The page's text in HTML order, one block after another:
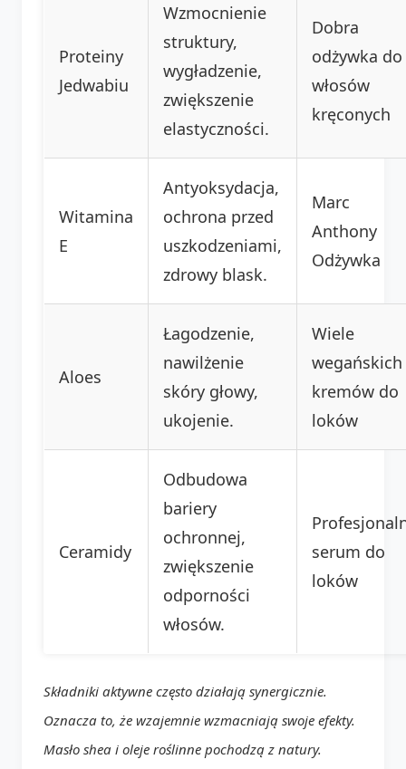
Proteiny
Jedwabiu
Wzmocnienie
struktury,
wygładzenie,
zwiększenie
elastyczności.
Dobra
odżywka do
włosów
kręconych
Witamina
E
Antyoksydacja,
ochrona przed
uszkodzeniami,
zdrowy blask.
Marc
Anthony
Odżywka
Aloes
Łagodzenie,
nawilżenie
skóry głowy,
ukojenie.
Wiele
wegańskich
kremów do
loków
Ceramidy
Odbudowa
bariery
ochronnej,
zwiększenie
odporności
włosów.
serum do
loków
Składniki aktywne często działają synergicznie.
Oznacza to, że wzajemnie wzmacniają swoje efekty.
Masło shea i oleje roślinne pochodzą z natury.